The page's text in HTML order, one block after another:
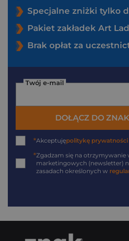
Specjalne zniżki tylko
Pakiet zakładek Art
Brak opłat za
Twój e-mail
DOŁĄCZ DO
*Akceptujępolitykę prywatności
*Zgadzam się na otrzymywanie
marketingowych (newsletter)
zasadach określonych w